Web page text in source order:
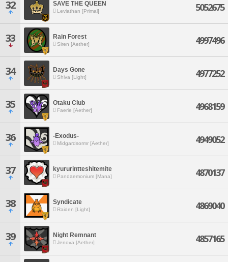
32 SAVE THE QUEEN
Leviathan [Primal] 5052675
33 Rain Forest
Siren [Aether] 4997496
34 Days Gone
Shiva [Light] 4977252
35 Otaku Club
Faerie [Aether] 4968159
36 -Exodus-
Midgardsormr [Aether] 4949052
37 kyururintteshitemite
Pandaemonium [Mana] 4870137
38 Syndicate
Raiden [Light] 4869040
39 Night Remnant
Jenova [Aether] 4857165